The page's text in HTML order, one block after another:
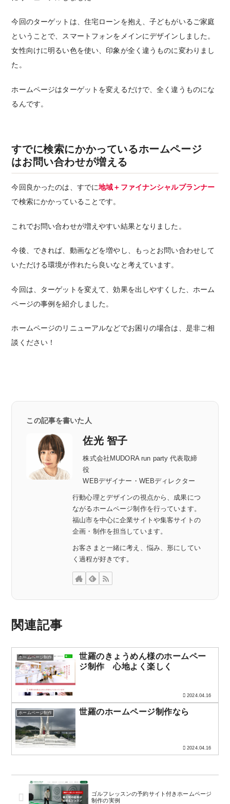
今回のターゲットは、住宅ローンを抱え、子どもがいるご家庭
ということで、スマートフォンをメインにデザインしました。
女性向けに明るい色を使い、印象が全く違うものに変わりまし
た。
ホームページはターゲットを変えるだけで、全く違うものにな
るんです。
すでに検索にかかっているホームページ
はお問い合わせが増える
今回良かったのは、すでに地域＋ファイナンシャルプランナー
で検索にかかっていることです。
これでお問い合わせが増えやすい結果となりました。
今後、できれば、動画などを増やし、もっとお問い合わせして
いただける環境が作れたら良いなと考えています。
今回は、ターゲットを変えて、効果を出しやすくした、ホーム
ページの事例を紹介しました。
ホームページのリニューアルなどでお困りの場合は、是非ご相
談ください！
この記事を書いた人
佐光 智子
株式会社MUDORA run party 代表取締
役
WEBデザイナー・WEBディレクター
行動心理とデザインの視点から、成果につ
ながるホームページ制作を行っています。
福山市を中心に企業サイトや集客サイトの
企画・制作を担当しています。
お客さまと一緒に考え、悩み、形にしてい
く過程が好きです。
関連記事
ホームページ制作
世羅のきょうめん様のホームペー
ジ制作 心地よく楽しく
2024.04.16
ホームページ制作 世羅のホームページ制作なら
2024.04.16
ゴルフレッスンの予約サイト付きホームページ
制作の実例